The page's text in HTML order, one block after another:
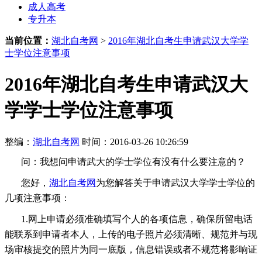
成人高考
专升本
当前位置： 湖北自考网 > 2016年湖北自考生申请武汉大学学
士学位注意事项
2016年湖北自考生申请武汉大
学学士学位注意事项
整编： 湖北自考网 时间：2016-03-26 10:26:59
问：我想问申请武大的学士学位有没有什么要注意的？
您好， 湖北自考网 为您解答关于申请武汉大学学士学位的
几项注意事项：
1.网上申请必须准确填写个人的各项信息，确保所留电话
能联系到申请者本人，上传的电子照片必须清晰、规范并与现
场审核提交的照片为同一底版，信息错误或者不规范将影响证